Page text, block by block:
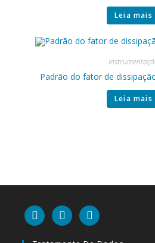
Leia mais
Padrão do fator de
Leia mais
linkedinmail youtube